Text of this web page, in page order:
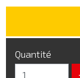
Quantité